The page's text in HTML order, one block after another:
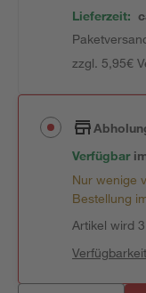
Lieferzeit:
zzgl. 5,95€
Verfügbar
Nur wenige
Bestellung
Artikel wird